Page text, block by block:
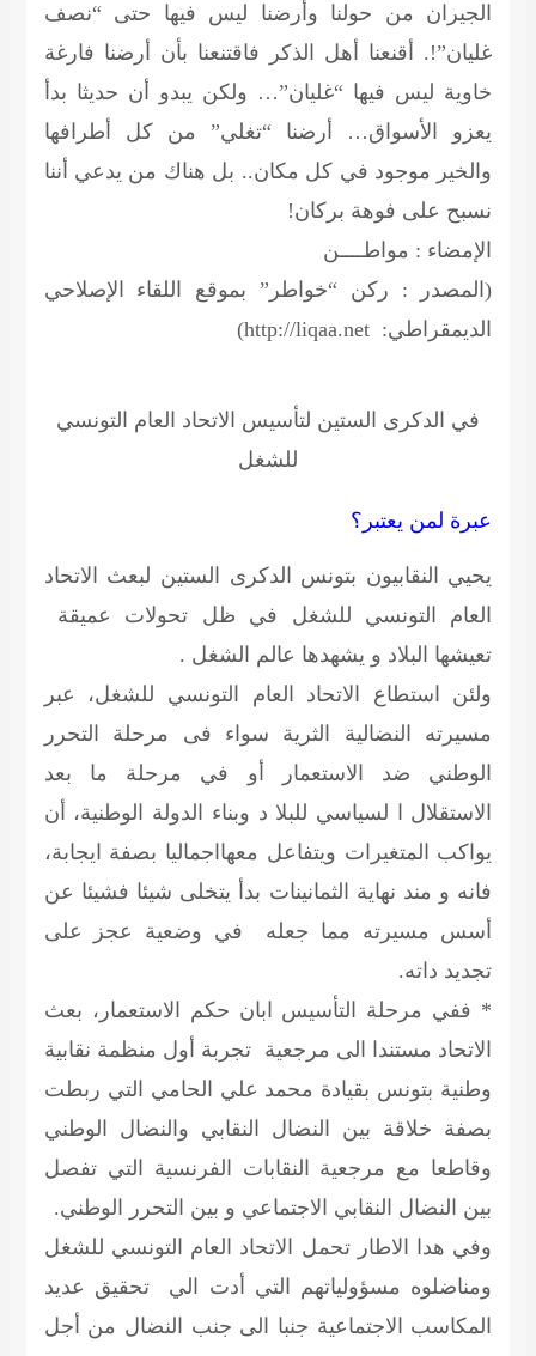
الجيران من حولنا وأرضنا ليس فيها حتى “نصف
غليان”!. أقنعنا أهل الذكر فاقتنعنا بأن أرضنا فارغة
خاوية ليس فيها “غليان”… ولكن يبدو أن حديثا بدأ
يعزو الأسواق… أرضنا “تغلي” من كل أطرافها
والخير موجود في كل مكان.. بل هناك من يدعي أننا
نسبح على فوهة بركان!
الإمضاء : مواطــــن
(المصدر : ركن “خواطر” بموقع اللقاء الإصلاحي
الديمقراطي: http://liqaa.net)
في الدكرى الستين لتأسيس الاتحاد العام التونسي
للشغل
عبرة لمن يعتبر؟
يحيي النقابيون بتونس الدكرى الستين لبعث الاتحاد
العام التونسي للشغل في ظل تحولات عميقة
تعيشها البلاد و يشهدها عالم الشغل .
ولئن استطاع الاتحاد العام التونسي للشغل، عبر
مسيرته النضالية الثرية سواء فى مرحلة التحرر
الوطني ضد الاستعمار أو في مرحلة ما بعد
الاستقلال ا لسياسي للبلا د وبناء الدولة الوطنية، أن
يواكب المتغيرات ويتفاعل معهااجماليا بصفة ايجابة،
فانه و مند نهاية الثمانينات بدأ يتخلى شيئا فشيئا عن
أسس مسيرته مما جعله في وضعية عجز على
تجديد داته.
* ففي مرحلة التأسيس ابان حكم الاستعمار، بعث
الاتحاد مستندا الى مرجعية تجربة أول منظمة نقابية
وطنية بتونس بقيادة محمد علي الحامي التي ربطت
بصفة خلاقة بين النضال النقابي والنضال الوطني
وقاطعا مع مرجعية النقابات الفرنسية التي تفصل
بين النضال النقابي الاجتماعي و بين التحرر الوطني.
وفي هدا الاطار تحمل الاتحاد العام التونسي للشغل
ومناضلوه مسؤولياتهم التي أدت الي تحقيق عديد
المكاسب الاجتماعية جنبا الى جنب النضال من أجل